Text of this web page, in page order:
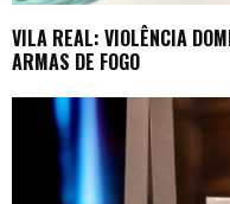
VILA REAL: VIOLÊNCIA
ARMAS DE FOGO